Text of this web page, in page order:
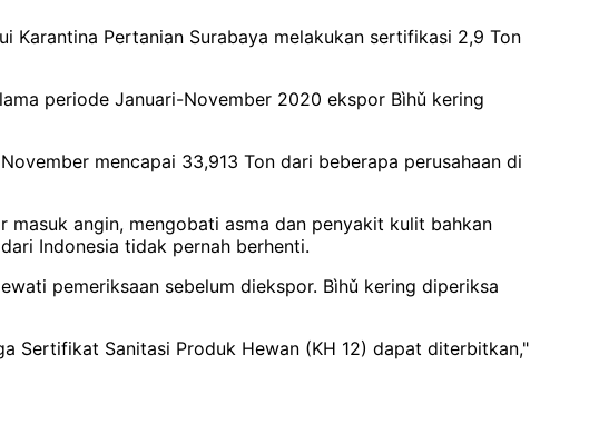
Karantina Pertanian Surabaya melakukan sertifikasi 2,9 Ton
periode Januari-November 2020 ekspor Bìhǔ kering
mencapai 33,913 Ton dari beberapa perusahaan di
angin, mengobati asma dan penyakit kulit bahkan
Indonesia tidak pernah berhenti.
pemeriksaan sebelum diekspor. Bìhǔ kering diperiksa
Sertifikat Sanitasi Produk Hewan (KH 12) dapat diterbitkan,"